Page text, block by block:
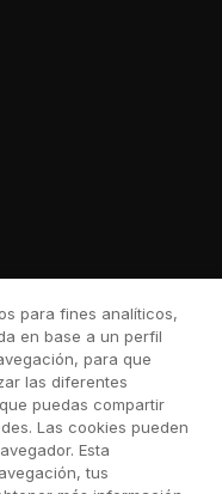
para fines analíticos,
en base a un perfil
para que
las diferentes
puedas compartir
Las cookies pueden
Esta
tus